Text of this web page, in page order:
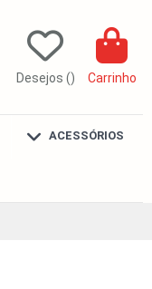
Desejos () Carrinho
ACESSÓRIOS